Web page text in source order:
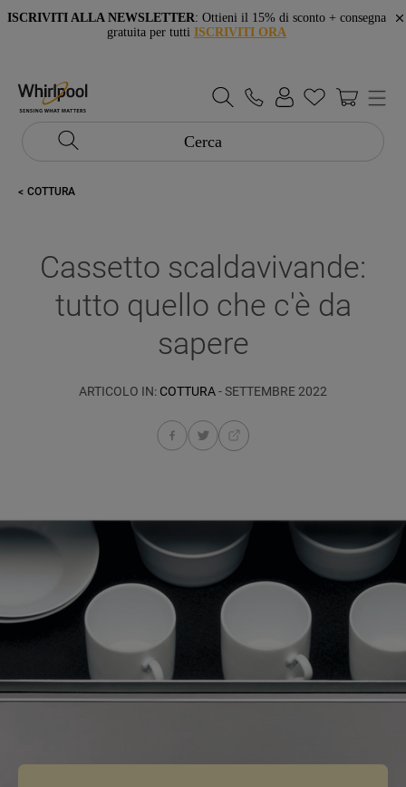
ISCRIVITI ALLA NEWSLETTER: Ottieni il 15% di sconto + consegna
gratuita per tutti ISCRIVITI ORA
Cerca
COTTURA
Cassetto scaldavivande:
tutto quello che c'è da
sapere
ARTICOLO IN: COTTURA- SETTEMBRE 2022